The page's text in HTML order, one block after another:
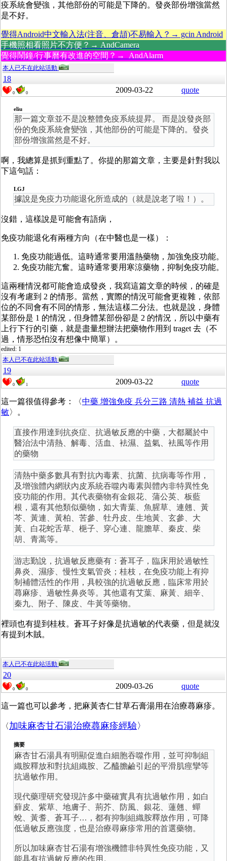
疫系統會變強，其他部份的可能是下降的。發炎部份增強當然
是不好。
覺得Android中文輸入法(注音、倉頡)不易輸入？→ gcin Android
手機照相看照片不方便？→ AndCamera
覺得鬧鐘/行事曆有改進的空間？→ AndAlarm
本人已不在此站活動
18
0 0 2009-03-22 quote
eliu
那一篇文章並不是說整體免疫系統提昇。 而是說發炎部
份的免疫系統會變強，其他部份的可能是下降的。發炎
部份增強當然是不好。
啊，我總算是抓到重點了。你提的那篇文章，主要是針對我以
下這句話：
LGJ
據說是免疫力功能退化所造成的（就是說老了啦！）。
沒錯，這樣說是可能會有語病，
免疫功能退化有兩種方向（在中醫也是一樣）：
免疫功能過低。這時通常要用溫熱藥物，加強免疫功能。
免疫功能亢奮。這時通常要用寒涼藥物，抑制免疫功能。
這兩種情況都可能會造成發炎，我寫這篇文章的時候，的確是
沒有考慮到 2 的情形。當然，實際的情況可能會更複雜，依部
位的不同會有不同的情形，無法這樣二分法。也就是說，身體
某部份是 1 的情況，但身體某部份卻是 2 的情況，所以中藥有
上行下行的引藥，就是盡量想辦法把藥物作用到 traget 去（不
過，情形恐怕沒有想像中簡單）。
edited: 1
本人已不在此站活動
19
0 1 2009-03-22 quote
這一篇很值得參考：〈中藥 增強免疫 兵分三路 清熱 補益 抗過
敏〉。
直接作用達到抗炎症、抗過敏反應的中藥，大都屬於中
醫治法中清熱、解毒、活血、袪濕、益氣、袪風等作用
的藥物
清熱中藥多數具有對抗內毒素、抗菌、抗病毒等作用，
及增強體內網狀內皮系統吞噬內毒素與體內非特異性免
疫功能的作用。其代表藥物有金銀花、蒲公英、板藍
根，還有其他類似藥物，如大青葉、魚腥草、連翹、黃
芩、黃連、黃柏、苦參、牡丹皮、生地黃、玄參、大
黃、白花蛇舌草、梔子、穿心連、龍膽草、秦皮、柴
胡、青蒿等。
游志勤說，抗過敏反應藥有：蒼耳子，臨床用於過敏性
鼻炎、濕疹、慢性支氣管炎；桂枝，在免疫功能上有抑
制補體活性的作用，具較強的抗過敏反應，臨床常用於
蕁麻疹、過敏性鼻炎等。其他還有艾葉、麻黃、細辛、
秦九、附子、陳皮、牛黃等藥物。
裡頭也有提到桂枝。蒼耳子好像是抗過敏的代表藥，但是就沒
有提到木賊。
本人已不在此站活動
20
0 0 2009-03-26 quote
這一篇也可以參考，把麻黃杏仁甘草石膏湯用在治療蕁麻疹。
〈加味麻杏甘石湯治療蕁麻疹經驗〉
摘要
麻杏甘石湯具有明顯促進白細胞吞噬作用，並可抑制組
織胺釋放和對抗組織胺、乙醯膽鹼引起的平滑肌痙攣等
抗過敏作用。
現代藥理研究發現許多中藥確實具有抗過敏作用，如白
蘚皮、紫草、地膚子、荊芥、防風、銀花、蓮翹、蟬
蛻、黃耆、蒼耳子…，都有抑制組織胺釋放作用，可降
低過敏反應強度，也是治療尋麻疹常用的首選藥物。
所以加味麻杏甘石湯有增強機體非特異性免疫功能，又
能具有抗過敏反應的作用。